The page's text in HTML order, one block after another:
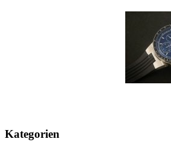
Kategorien